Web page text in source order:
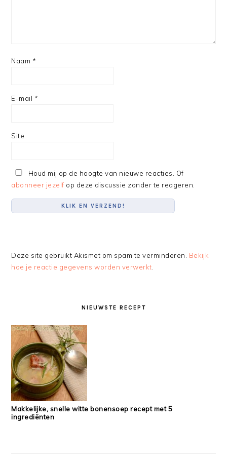
Naam *
E-mail *
Site
Houd mij op de hoogte van nieuwe reacties. Of
abonneer jezelf op deze discussie zonder te reageren.
Deze site gebruikt Akismet om spam te verminderen. Bekijk
hoe je reactie gegevens worden verwerkt
NIEUWSTE RECEPT
Makkelijke, snelle witte bonensoep recept met 5
ingrediënten